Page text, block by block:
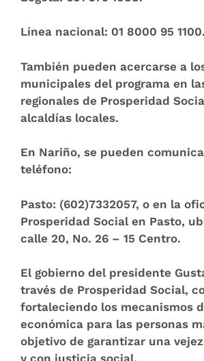
Línea nacional: 01 8000 95 1100.
También pueden acercarse a
municipales del programa en
regionales de Prosperidad
alcaldías locales.
En Nariño, se pueden
teléfono:
Pasto: (602)7332057, o en la
Prosperidad Social en Pasto,
calle 20, No. 26 – 15 Centro.
El gobierno del presidente
través de Prosperidad Social,
fortaleciendo los mecanismos
económica para las personas
objetivo de garantizar una